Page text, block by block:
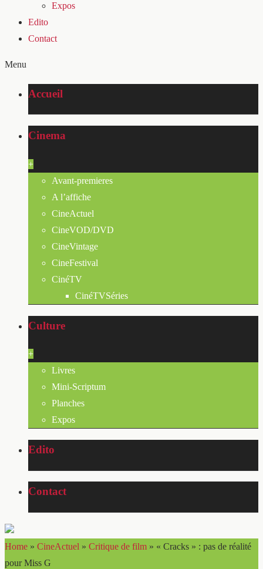
Expos
Edito
Contact
Menu
Accueil
Cinema
+
Avant-premieres
A l’affiche
CineActuel
CineVOD/DVD
CineVintage
CineFestival
CinéTV
CinéTVSéries
Culture
+
Livres
Mini-Scriptum
Planches
Expos
Edito
Contact
Home » CineActuel » Critique de film » « Cracks » : pas de réalité
pour Miss G